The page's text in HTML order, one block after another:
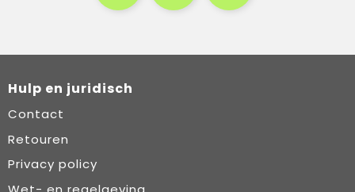
Hulp en juridisch
Contact
Retouren
Privacy policy